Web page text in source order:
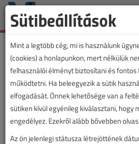
Sütibeállítások
Mint a legtöbb cég, mi is használunk
(cookies) a honlapunkon, mert nélkülük
felhasználói élményt biztosítani és
működtetni. Ha beleegyezik a sütik
elfogadását. Önnek lehetősége van a
sütiken kívül egyénileg kiválasztani, hogy
engedélyez. Ezekről alább bővebben
Az ön jelenlegi státusza létrejöttének